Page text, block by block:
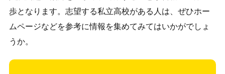
歩となります。志望する私立高校がある人は、ぜひホー
ムページなどを参考に情報を集めてみてはいかがでしょ
うか。